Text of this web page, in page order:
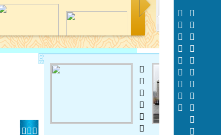





















